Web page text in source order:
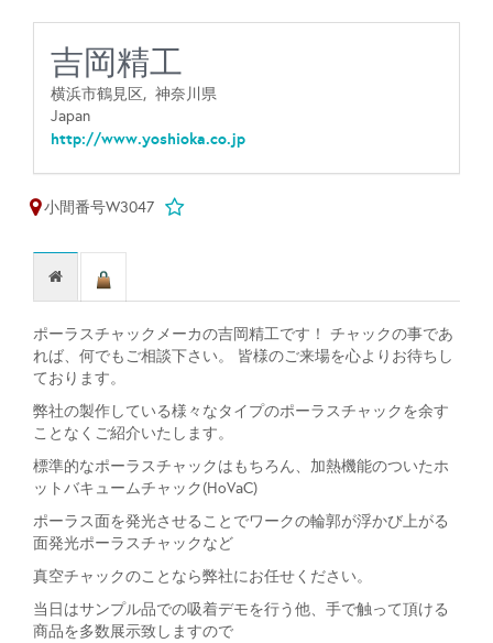
吉岡精工
横浜市鶴見区, 神奈川県
Japan
http://www.yoshioka.co.jp
小間番号W3047
ポーラスチャックメーカの吉岡精工です！ チャックの事であ
れば、何でもご相談下さい。 皆様のご来場を心よりお待ちし
ております。
弊社の製作している様々なタイプのポーラスチャックを余す
ことなくご紹介いたします。
標準的なポーラスチャックはもちろん、加熱機能のついたホ
ットバキュームチャック(HoVaC)
ポーラス面を発光させることでワークの輪郭が浮かび上がる
面発光ポーラスチャックなど
真空チャックのことなら弊社にお任せください。
当日はサンプル品での吸着デモを行う他、手で触って頂ける
商品を多数展示致しますので